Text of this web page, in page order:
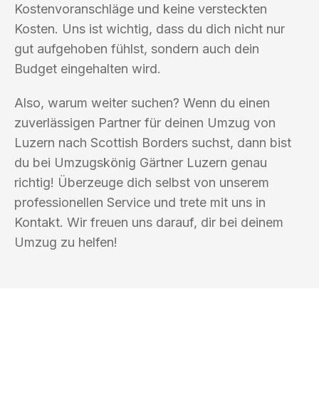
Kostenvoranschläge und keine versteckten
Kosten. Uns ist wichtig, dass du dich nicht nur
gut aufgehoben fühlst, sondern auch dein
Budget eingehalten wird.
Also, warum weiter suchen? Wenn du einen
zuverlässigen Partner für deinen Umzug von
Luzern nach Scottish Borders suchst, dann bist
du bei Umzugskönig Gärtner Luzern genau
richtig! Überzeuge dich selbst von unserem
professionellen Service und trete mit uns in
Kontakt. Wir freuen uns darauf, dir bei deinem
Umzug zu helfen!